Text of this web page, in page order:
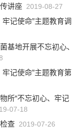
讲座 2019-08-27
记使命”主题教育调
基地开展不忘初心、
记使命”主题教育第
所“不忘初心、牢记
07-18
查 2019-07-26